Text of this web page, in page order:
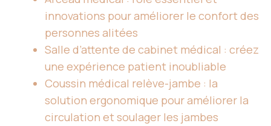
innovations pour améliorer le confort des
personnes alitées
Salle d’attente de cabinet médical : créez
une expérience patient inoubliable
Coussin médical relève-jambe : la
solution ergonomique pour améliorer la
circulation et soulager les jambes